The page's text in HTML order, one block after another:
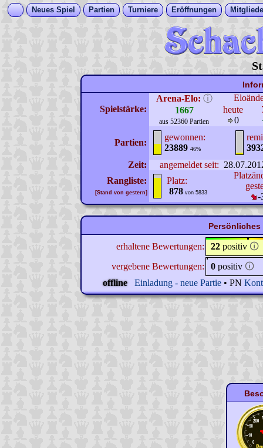
Neues Spiel Partien Turniere Eröffnungen
Spielstärke:
Arena-Elo: ⓘ
1667
aus 52360 Partien
heute
0
Partien:
gewonnen:
23889 46%
Zeit:
angemeldet seit:
Rangliste:
[Stand von gestern]
Platz:
878 von 5833
-
erhaltene Bewertungen: 22 positiv 🛈
vergebene Bewertungen:
0 positiv 🛈
offline
Einladung - neue Partie • PN